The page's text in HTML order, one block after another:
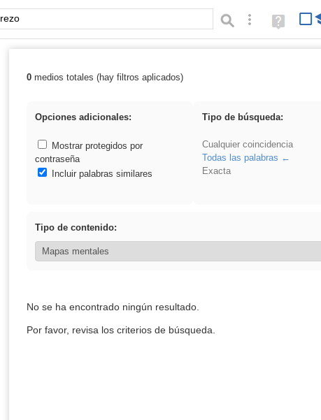
Palabra o frase: Búsqueda avanzada
Ayuda
(en
Resultados de: rezo
0medios totales (hay filtros aplicados)
Opciones adicionales:
Mostrar protegidos por
contraseña
Incluir palabras similares
Tipo de búsqueda:
Cualquier coincidencia
Todas las palabras
Exacta
Tipo de contenido:
No se ha encontrado ningún resultado.
Por favor, revisa los criterios de búsqueda.